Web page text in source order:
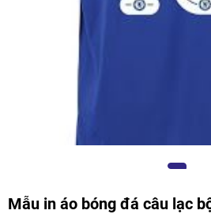
Mẫu in áo bóng đá câu lạc